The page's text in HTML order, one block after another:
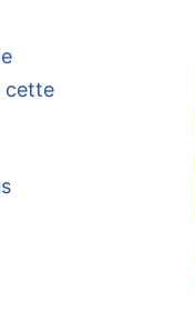
cette